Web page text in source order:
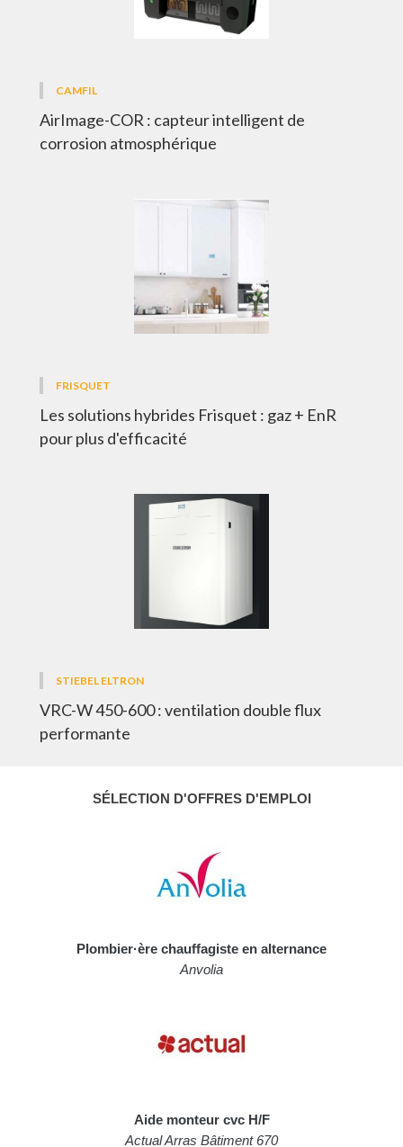
CAMFIL
AirImage-COR : capteur intelligent de
corrosion atmosphérique
FRISQUET
Les solutions hybrides Frisquet : gaz + EnR
pour plus d'efficacité
STIEBEL ELTRON
VRC-W 450-600 : ventilation double flux
performante
SÉLECTION D'OFFRES D'EMPLOI
Plombier·ère chauffagiste en alternance
Anvolia
Aide monteur cvc H/F
Actual Arras Bâtiment 670